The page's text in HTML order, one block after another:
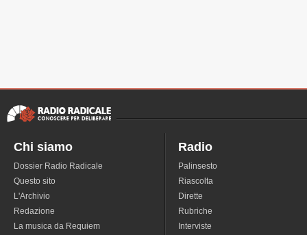
Chi siamo
Dossier Radio Radicale
Questo sito
L'Archivio
Redazione
La musica da Requiem
Radio
Palinsesto
Riascolta
Dirette
Rubriche
Interviste